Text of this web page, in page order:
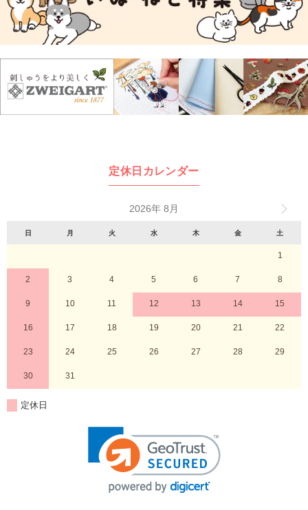
定休日カレンダー
2026年 8月
日 月 火 水 木 金 土
1
2 3 4 5 6 7 8
9 10 11 12 13 14 15
16 17 18 19 20 21 22
23 24 25 26 27 28 29
30 31
定休日